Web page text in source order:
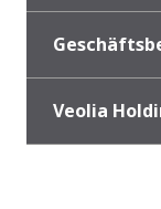
Veolia